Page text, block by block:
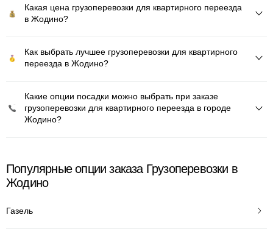
Какая цена грузоперевозки для квартирного переезда
в Жодино?
Как выбрать лучшее грузоперевозки для квартирного
переезда в Жодино?
Какие опции посадки можно выбрать при заказе
грузоперевозки для квартирного переезда в городе
Жодино?
Популярные опции заказа Грузоперевозки в
Жодино
Газель